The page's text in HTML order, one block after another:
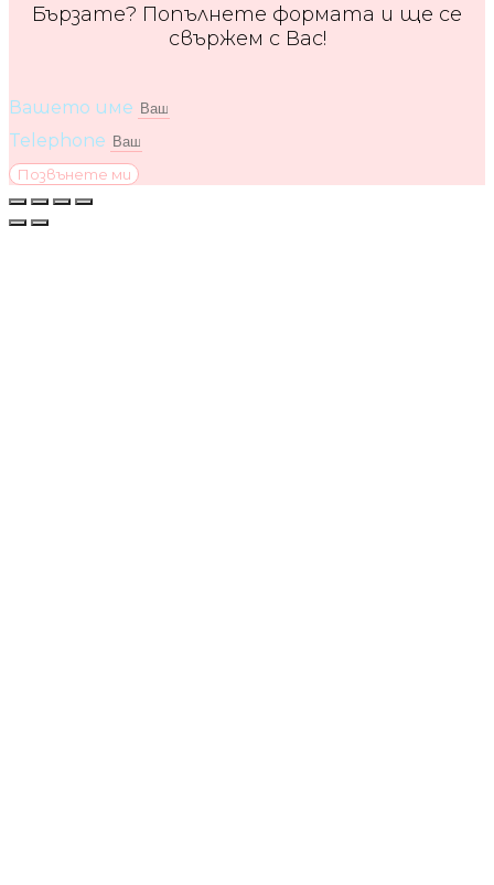
Бързате? Попълнете формата и ще се
свържем с Вас!
Вашето име
Telephone
Позвънете ми